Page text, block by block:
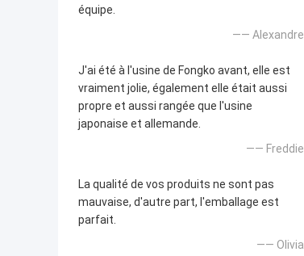
équipe.
—— Alexandre
J'ai été à l'usine de Fongko avant, elle est
vraiment jolie, également elle était aussi
propre et aussi rangée que l'usine
japonaise et allemande.
—— Freddie
La qualité de vos produits ne sont pas
mauvaise, d'autre part, l'emballage est
parfait.
—— Olivia